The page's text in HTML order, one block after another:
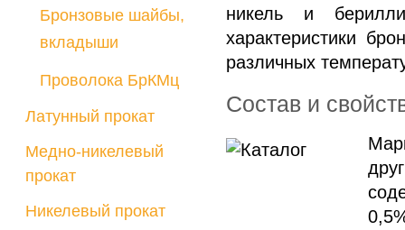
Бронзовые шайбы,
вкладыши
Проволока БрКМц
Латунный прокат
Медно-никелевый
прокат
Никелевый прокат
никель и
характеристики
различных
Состав и